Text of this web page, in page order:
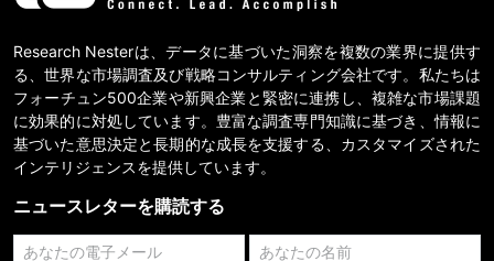
Research Nesterは、データに基づいた洞察を複数の業界に提供す
る、世界な市場調査及び戦略コンサルティング会社です。私たちは
フォーチュン500企業や新興企業と緊密に連携し、複雑な市場課題
に効果的に対処しています。豊富な調査専門知識に基づき、情報に
基づいた意思決定と長期的な成長を支援する、カスタマイズされた
インテリジェンスを提供しています。
ニュースレターを購読する